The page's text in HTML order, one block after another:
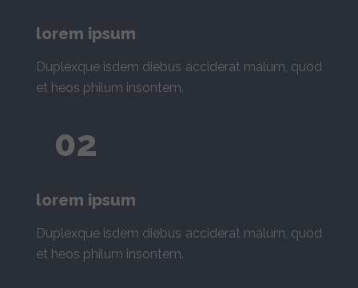
lorem ipsum
Duplexque isdem diebus acciderat malum, quod
et heos philum insontem.
02
lorem ipsum
Duplexque isdem diebus acciderat malum, quod
et heos philum insontem.